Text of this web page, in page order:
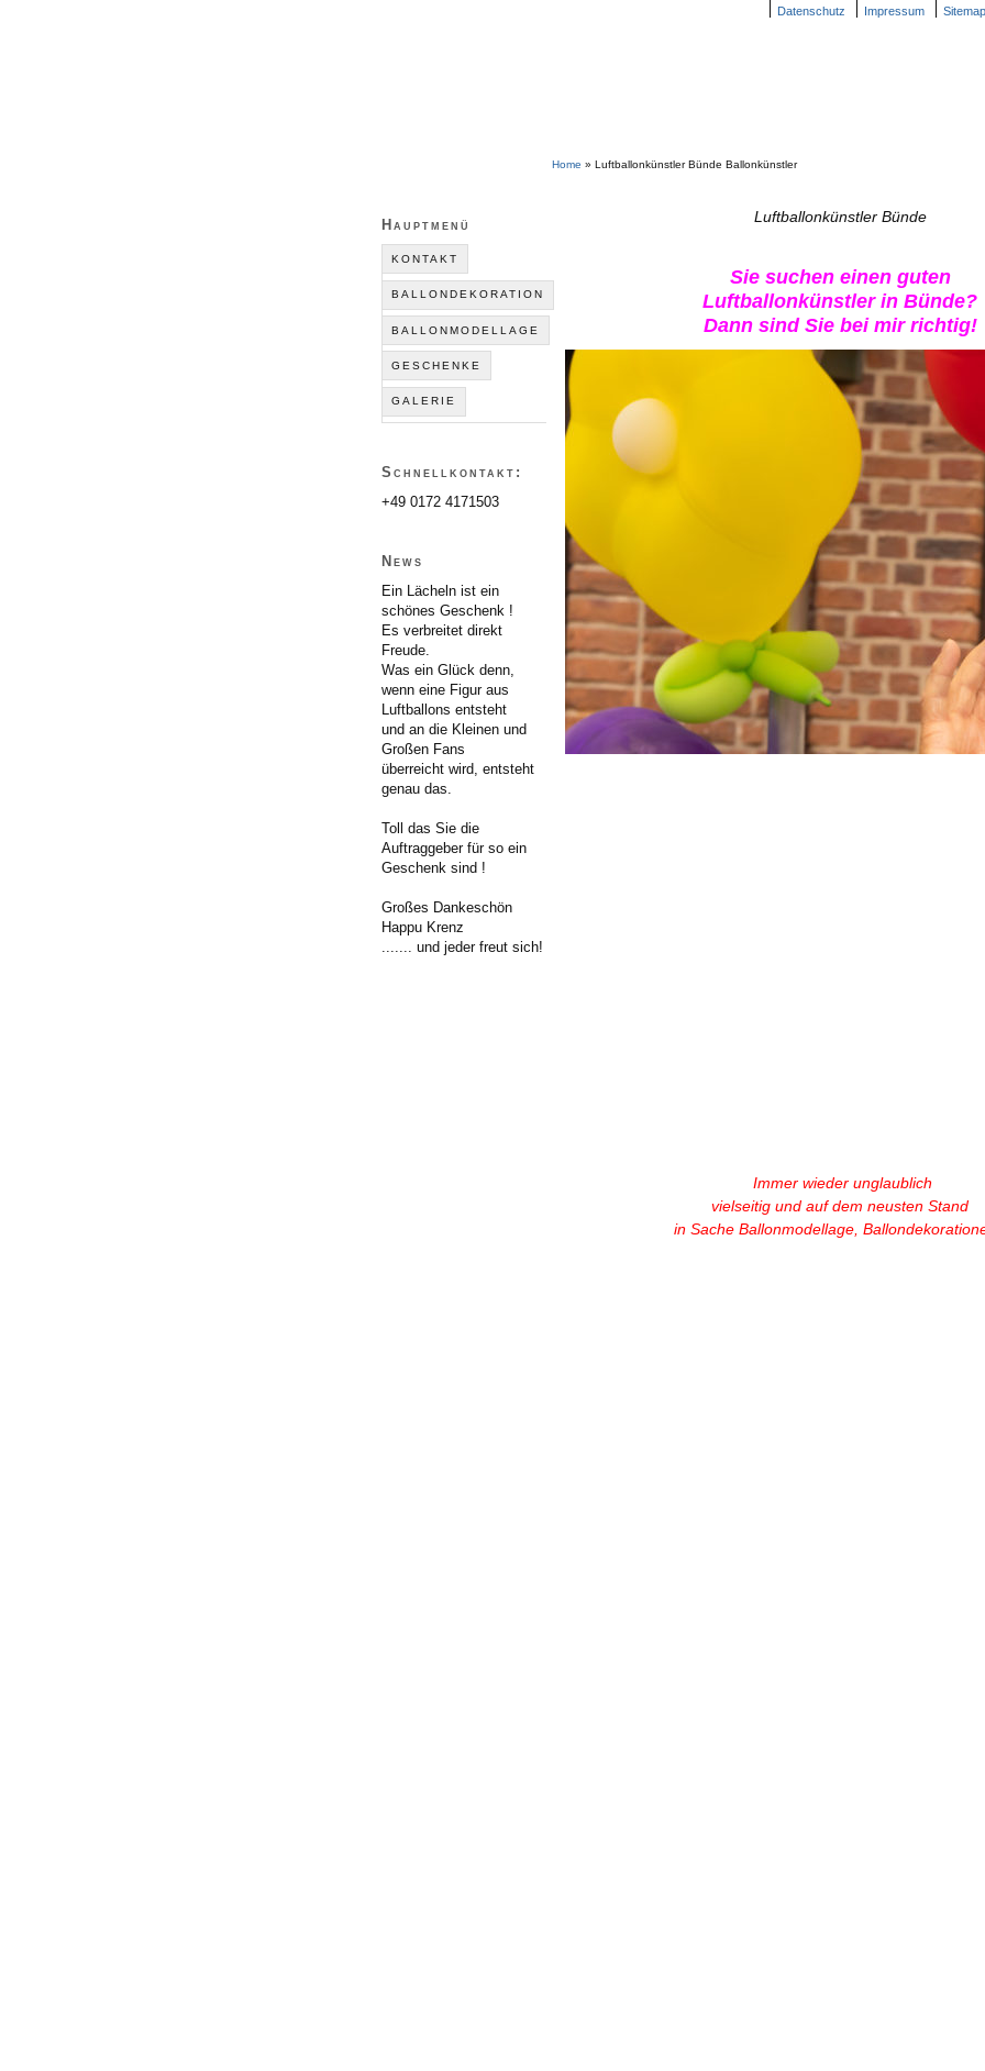
Sitemap
Impressum
Datenschutz
Home » Luftballonkünstler Bünde Ballonkünstler
Luftballonkünstler Bünde
Sie suchen einen guten
Luftballonkünstler in Bünde?
Dann sind Sie bei mir richtig!
Immer wieder unglaublich
vielseitig und auf dem neusten Stand
in Sache Ballonmodellage,
Hauptmenü
KONTAKT
BALLONDEKORATION
BALLONMODELLAGE
GESCHENKE
GALERIE
Schnellkontakt:
+49 0172 4171503
News
Ein Lächeln ist ein
schönes Geschenk !
Es verbreitet direkt
Freude.
Was ein Glück denn,
wenn eine Figur aus
Luftballons entsteht
und an die Kleinen und
Großen Fans
überreicht wird, entsteht
genau das.
Toll das Sie die
Auftraggeber für so ein
Geschenk sind !
Großes Dankeschön
Happu Krenz
....... und jeder freut sich!